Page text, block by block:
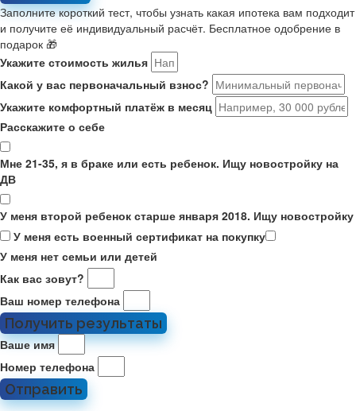
Заполните короткий тест, чтобы узнать какая ипотека вам подходит
и получите её индивидуальный расчёт. Бесплатное одобрение в
подарок 🎁
Укажите стоимость жилья
Какой у вас первоначальный взнос?
Укажите комфортный платёж в месяц
Расскажите о себе
Мне 21-35, я в браке или есть ребенок. Ищу новостройку на
ДВ
У меня второй ребенок старше января 2018. Ищу новостройку
У меня есть военный сертификат на покупку
У меня нет семьи или детей
Как вас зовут?
Ваш номер телефона
Получить результаты
Ваше имя
Номер телефона
Отправить